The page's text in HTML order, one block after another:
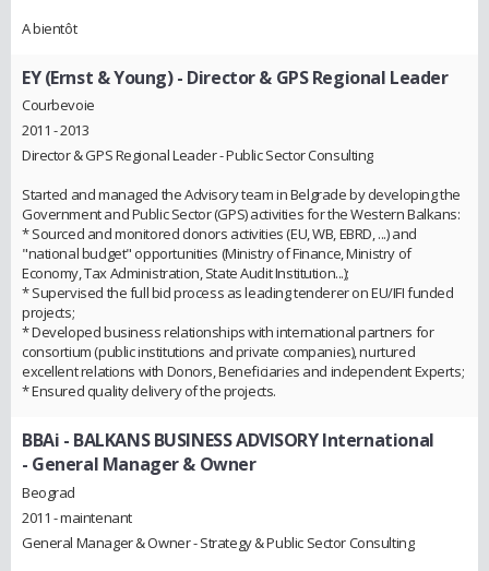
A bientôt
EY (Ernst & Young)- Director & GPS Regional Leader
Courbevoie
2011 - 2013
Director & GPS Regional Leader - Public Sector Consulting
Started and managed the Advisory team in Belgrade by developing the
Government and Public Sector (GPS) activities for the Western Balkans:
* Sourced and monitored donors activities (EU, WB, EBRD, ...) and
"national budget" opportunities (Ministry of Finance, Ministry of
Economy, Tax Administration, State Audit Institution...);
* Supervised the full bid process as leading tenderer on EU/IFI funded
projects;
* Developed business relationships with international partners for
consortium (public institutions and private companies), nurtured
excellent relations with Donors, Beneficiaries and independent Experts;
* Ensured quality delivery of the projects.
BBAi - BALKANS BUSINESS ADVISORY International
- General Manager & Owner
Beograd
2011 - maintenant
General Manager & Owner - Strategy & Public Sector Consulting